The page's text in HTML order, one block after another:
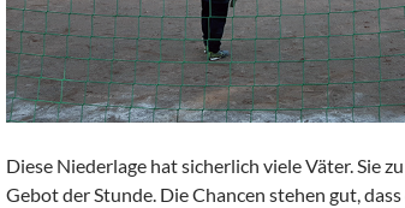
Diese Niederlage hat sicherlich viele Väter. Sie
Gebot der Stunde. Die Chancen stehen gut,